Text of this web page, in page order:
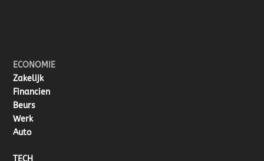
ECONOMIE
Zakelijk
Financien
Beurs
Werk
Auto